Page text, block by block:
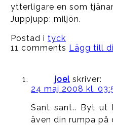
ytterligare en som
Juppjupp: miljön.
Postad i tyck
11 comments Lägg till
joel skriver:
24 maj 2008 kl.
Sant sant.. Byt ut
även din rumpa på